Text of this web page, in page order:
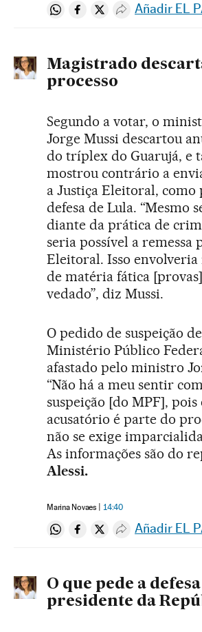
Compartir en Whatsapp
Compartir en Facebook
Compartir en Twitter
Desplegar
Añadir EL
Magistrado
processo
Segundo a votar, o
Jorge Mussi descartou
do tríplex do Guarujá, e
mostrou contrário a
a Justiça Eleitoral, como
defesa de Lula. “Mesmo
diante da prática de
seria possível a remessa
Eleitoral. Isso
de matéria fática
vedado”, diz Mussi.
O pedido de suspeição
Ministério Público
afastado pelo ministro
“Não há a meu sentir
suspeição [do MPF], pois
acusatório é parte do
não se exige
As informações são do
Alessi.
Marina Novaes 14:40
Compartir en Whatsapp
Compartir en Facebook
Compartir en Twitter
Desplegar
Añadir EL
O que pede a
presidente da